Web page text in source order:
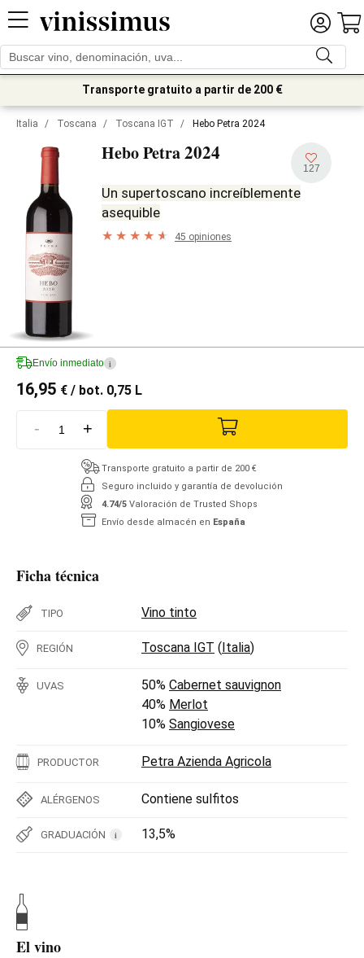
Transporte gratuito a partir de 200 €
Italia / Toscana / Toscana IGT / Hebo Petra 2024
Hebo Petra2024
127
Un supertoscano increíblemente
asequible
45 opiniones
Envío inmediato i
16,95 € / bot. 0,75 L
- +
Transporte gratuito a partir de 200 €
Seguro incluido y garantía de devolución
4.74/5 Valoración de Trusted Shops
Envío desde almacén en España
Ficha técnica
TIPO Vino tinto
REGIÓN Toscana IGT (Italia)
UVAS 50% Cabernet sauvignon
40% Merlot
10% Sangiovese
PRODUCTOR Petra Azienda Agricola
ALÉRGENOS Contiene sulfitos
GRADUACIÓN i 13,5%
El vino